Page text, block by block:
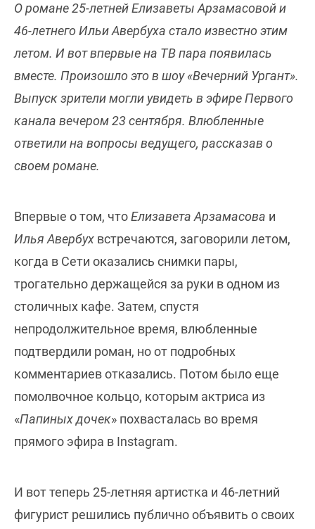
О романе 25-летней Елизаветы Арзамасовой и
46-летнего Ильи Авербуха стало известно этим
летом. И вот впервые на ТВ пара появилась
вместе. Произошло это в шоу «Вечерний Ургант».
Выпуск зрители могли увидеть в эфире Первого
канала вечером 23 сентября. Влюбленные
ответили на вопросы ведущего, рассказав о
своем романе.
Впервые о том, чтоЕлизавета Арзамасова и
Илья Авербух встречаются, заговорили летом,
когда в Сети оказались снимки пары,
трогательно держащейся за руки в одном из
столичных кафе. Затем, спустя
непродолжительное время, влюбленные
подтвердили роман, но от подробных
комментариев отказались. Потом было еще
помолвочное кольцо, которым актриса из
«Папиных дочек» похвасталась во время
прямого эфира в Instagram.
И вот теперь 25-летняя артистка и 46-летний
фигурист решились публично объявить о своих